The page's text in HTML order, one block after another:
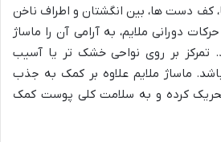
کف دست ها، بین انگشتان و اطراف ناخن
دورانی ملایم، به آرامی آن را ماساژ
تمرکز بر روی نواحی خشک تر یا آسیب
ماساژ ملایم علاوه بر کمک به جذب
کرده و به سلامت کلی پوست کمک